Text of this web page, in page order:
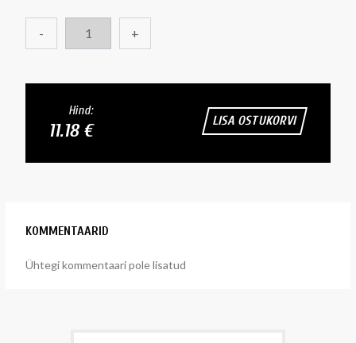
- +
Hind:
11.18 € LISA OSTUKORVI
KOMMENTAARID
Ühtegi kommentaari pole lisatud